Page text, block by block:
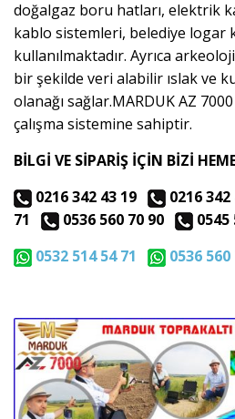
doğalgaz boru hatları, elektrik
kablo sistemleri, belediye logar
kullanılmaktadır. Ayrıca
bir şekilde veri alabilir ıslak ve
olanağı sağlar.MARDUK AZ
çalışma sistemine sahiptir.
BİLGİ VE SİPARİŞ İÇİN BİZİ
0216 342 43 19
0216 342
71
0536 560 70 90
0545
0532 514 54 71
0536 560